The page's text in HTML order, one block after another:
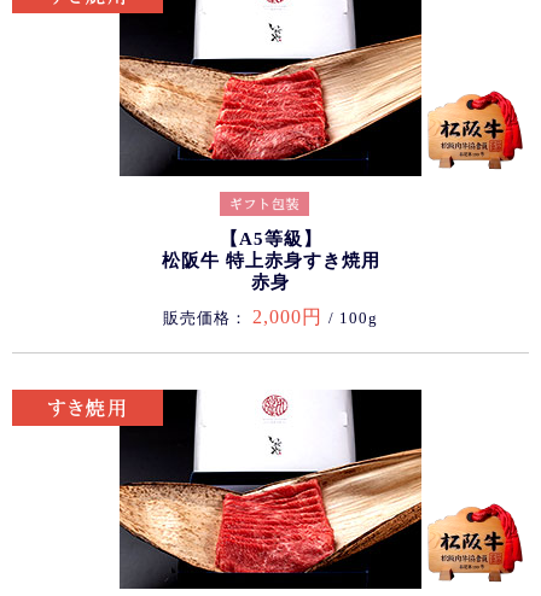
【A5等級】
松阪牛 特上赤身すき焼用
赤身
販売価格： 2,000円 / 100g